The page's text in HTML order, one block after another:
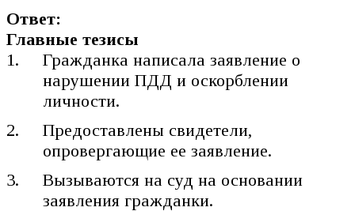
Ответ:
Главные тезисы
Гражданка написала заявление о
нарушении ПДД и оскорблении
личности.
Предоставлены свидетели,
опровергающие ее заявление.
Вызываются на суд на основании
заявления гражданки.